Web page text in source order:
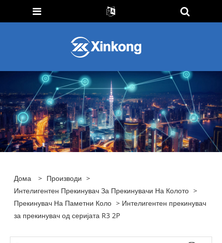
Дома > Производи >
Интелигентен Прекинувач За Прекинувачи На Колото >
Прекинувач На Паметни Коло > Интелигентен прекинувач
за прекинувач од серијата R3 2P